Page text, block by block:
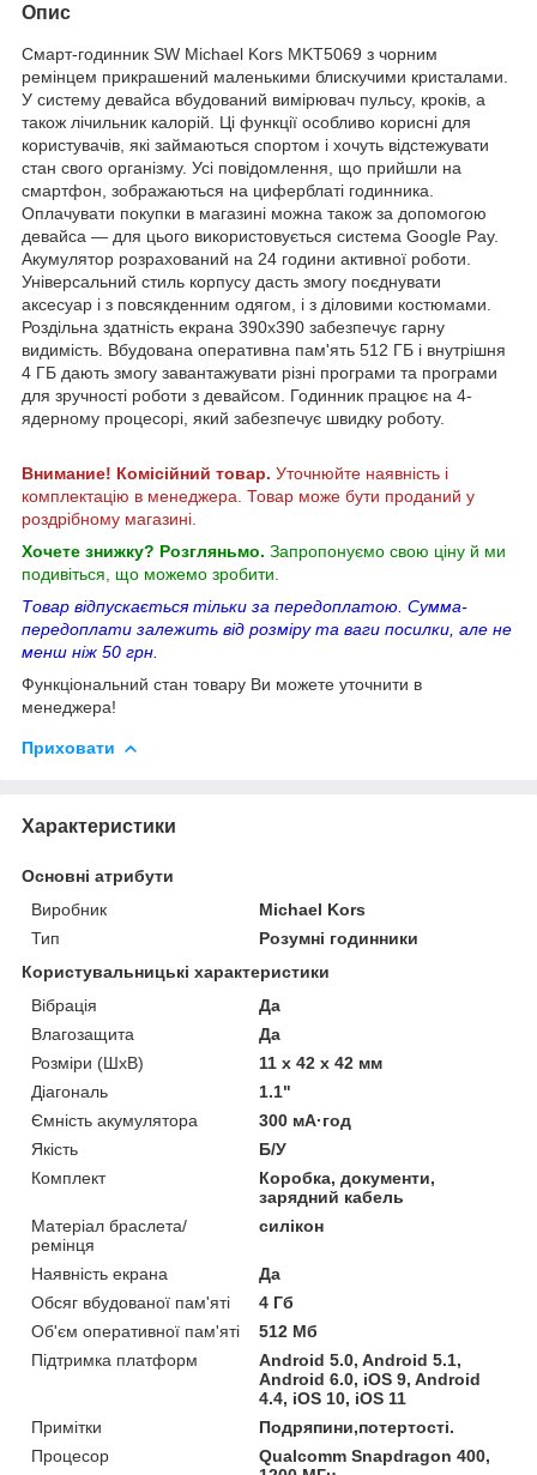
Опис
Смарт-годинник SW Michael Kors MKT5069 з чорним
ремінцем прикрашений маленькими блискучими кристалами.
У систему девайса вбудований вимірювач пульсу, кроків, а
також лічильник калорій. Ці функції особливо корисні для
користувачів, які займаються спортом і хочуть відстежувати
стан свого організму. Усі повідомлення, що прийшли на
смартфон, зображаються на циферблаті годинника.
Оплачувати покупки в магазині можна також за допомогою
девайса — для цього використовується система Google Pay.
Акумулятор розрахований на 24 години активної роботи.
Універсальний стиль корпусу дасть змогу поєднувати
аксесуар і з повсякденним одягом, і з діловими костюмами.
Роздільна здатність екрана 390х390 забезпечує гарну
видимість. Вбудована оперативна пам'ять 512 ГБ і внутрішня
4 ГБ дають змогу завантажувати різні програми та програми
для зручності роботи з девайсом. Годинник працює на 4-
ядерному процесорі, який забезпечує швидку роботу.
Внимание! Комісійний товар. Уточнюйте наявність і
комплектацію в менеджера. Товар може бути проданий у
роздрібному магазині.
Хочете знижку? Розгляньмо. Запропонуємо свою ціну й ми
подивіться, що можемо зробити.
Товар відпускається тільки за передоплатою. Сумма-
передоплати залежить від розміру та ваги посилки, але не
менш ніж 50 грн.
Функціональний стан товару Ви можете уточнити в
менеджера!
Приховати
Характеристики
Основні атрибути
Виробник
Michael Kors
Тип
Розумні годинники
Користувальницькі характеристики
Вібрація
Да
Влагозащита
Да
Розміри (ШхВ)
11 х 42 х 42 мм
Діагональ
1.1"
Ємність акумулятора
300 мА·год
Якість
Б/У
Комплект
Коробка, документи,
зарядний кабель
Матеріал браслета/
ремінця
силікон
Наявність екрана
Да
Обсяг вбудованої пам'яті
4 Гб
Об'єм оперативної пам'яті
512 Мб
Підтримка платформ
Android 5.0, Android 5.1,
Android 6.0, iOS 9, Android
4.4, iOS 10, iOS 11
Примітки
Подряпини,потертості.
Процесор
Qualcomm Snapdragon 400,